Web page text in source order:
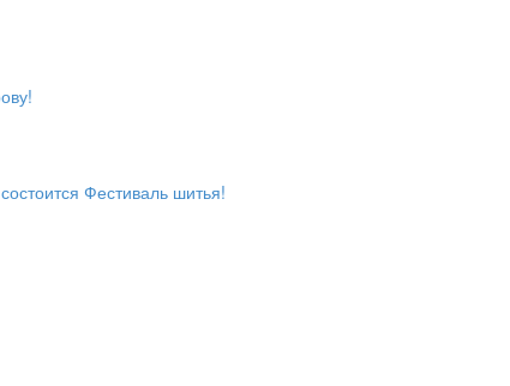
Фестиваль шитья!